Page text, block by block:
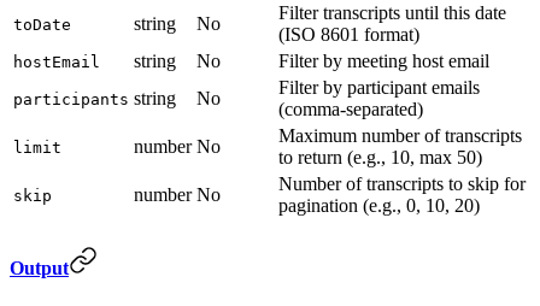
toDate string No
Filter transcripts until this date
(ISO 8601 format)
hostEmail string No Filter by meeting host email
participants string No
Filter by participant emails
(comma-separated)
limit number No
Maximum number of transcripts
to return (e.g., 10, max 50)
skip number No
Number of transcripts to skip for
pagination (e.g., 0, 10, 20)
Output